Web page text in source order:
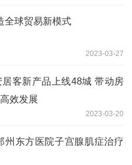
全球贸易新模式
2023-03-27
客新产品上线48城 带动房
效发展
2023-03-20
州东方医院子宫腺肌症治疗